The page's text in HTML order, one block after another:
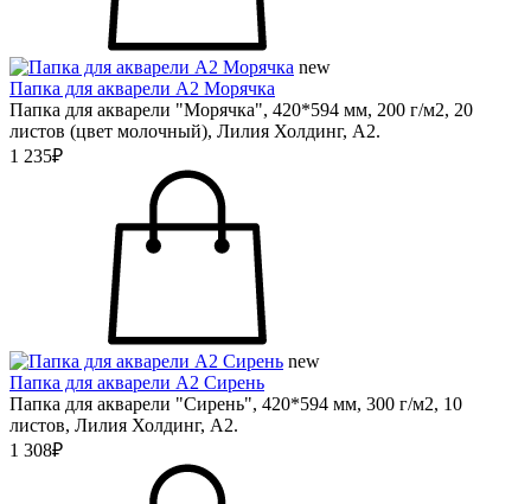
new
Папка для акварели А2 Морячка
Папка для акварели "Морячка", 420*594 мм, 200 г/м2, 20
листов (цвет молочный), Лилия Холдинг, А2.
1 235₽
new
Папка для акварели А2 Сирень
Папка для акварели "Сирень", 420*594 мм, 300 г/м2, 10
листов, Лилия Холдинг, А2.
1 308₽